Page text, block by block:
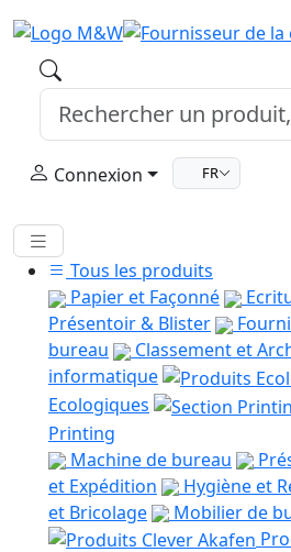
Connexion FR
Tous les produits
Papier et Façonné
Présentoir & Blister
bureau
Classement et
informatique
Ecologiques
Printing
Machine de bureau
et Expédition
Hygiène et
et Bricolage
Mobilier de